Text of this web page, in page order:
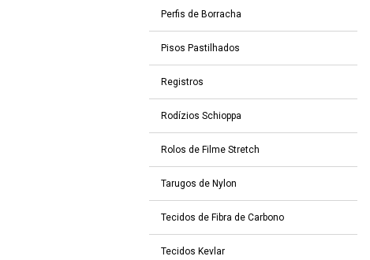
Perfis de Borracha
Pisos Pastilhados
Registros
Rodízios Schioppa
Rolos de Filme Stretch
Tarugos de Nylon
Tecidos de Fibra de Carbono
Tecidos Kevlar